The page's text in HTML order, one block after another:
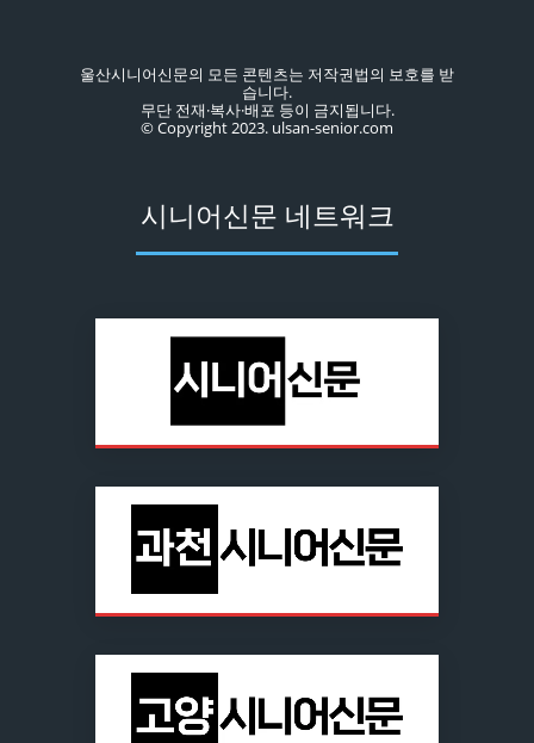
울산시니어신문의 모든 콘텐츠는 저작권법의 보호를 받
습니다.
무단 전재·복사·배포 등이 금지됩니다.
© Copyright 2023. ulsan-senior.com
시니어신문 네트워크